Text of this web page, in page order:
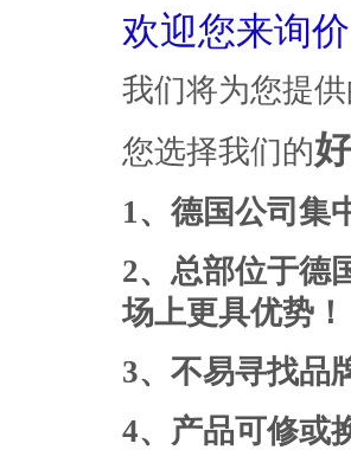
欢迎您来询
我们将为您提供
您选择我们的
1、德国公司集
2、总部位于德
场上更具优势！
3、 不易寻找品
4、产品可修或